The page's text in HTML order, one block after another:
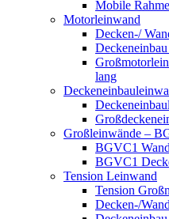
Mobile
Motorleinwand
Decken-/
lang
Großleinwände –
BGVC1
BGVC1
Tension Leinwand
Tension
Decken-/